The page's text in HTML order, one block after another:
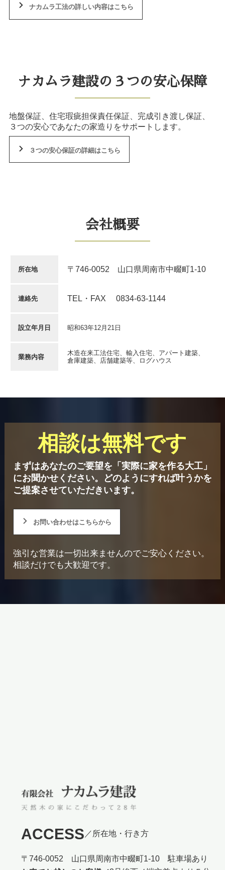
ナカムラ工法の詳しい内容はこちら
ナカムラ建設の３つの安心保障
地盤保証、住宅瑕疵担保責任保証、完成引き渡し保証、
３つの安心であなたの家造りをサポートします。
３つの安心保証の詳細はこちら
会社概要
所在地 〒746-0052 山口県周南市中畷町1-10
連絡先 TEL・FAX 0834-63-1144
設立年月日 昭和63年12月21日
業務内容
木造在来工法住宅、輸入住宅、アパート建築、
倉庫建築、店舗建築等、ログハウス
相談は無料です
まずはあなたのご要望を「実際に家を作る大工」
にお聞かせください。
どのようにすれば叶うかを
ご提案させていただきいます。
お問い合わせはこちらから
強引な営業は一切出来ませんのでご安心ください。
相談だけでも大歓迎です。
ACCESS ／所在地・行き方
〒746-0052 山口県周南市中畷町1-10 駐車場あり